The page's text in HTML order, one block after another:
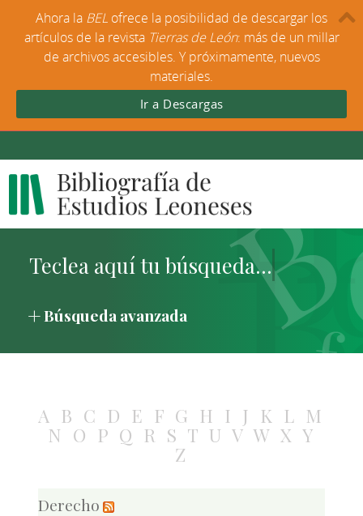
Búsqueda avanzada
A B C D E F G H I J K L M
N O P Q R S T U V W X Y
Z
Derecho
Ahora la BEL ofrece la posibilidad de descargar los
artículos de la revista Tierras de León: más de un millar
de archivos accesibles. Y próximamente, nuevos
materiales.
Ir a Descargas